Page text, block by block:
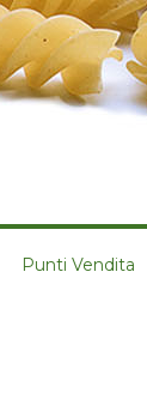
Punti Vendita